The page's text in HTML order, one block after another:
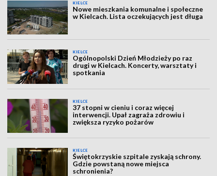
KIELCE
Nowe mieszkania komunalne i społeczne
w Kielcach. Lista oczekujących jest długa
KIELCE
Ogólnopolski Dzień Młodzieży po raz
drugi w Kielcach. Koncerty, warsztaty i
spotkania
KIELCE
37 stopni w cieniu i coraz więcej
interwencji. Upał zagraża zdrowiu i
zwiększa ryzyko pożarów
KIELCE
Świętokrzyskie szpitale zyskają schrony.
Gdzie powstaną nowe miejsca
schronienia?